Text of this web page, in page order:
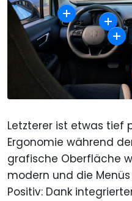
Letzterer ist etwas tief
Ergonomie während
grafische Oberfläche
modern und die
Positiv: Dank